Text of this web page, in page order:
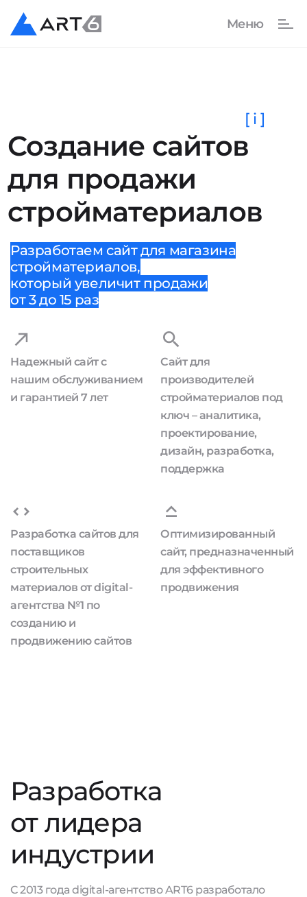
Создание сайтов
для продажи
стройматериалов
[ i ]
Разработаем сайт для магазина
стройматериалов,
который увеличит продажи
от 3 до 15 раз
Надежный сайт с
нашим обслуживанием
и гарантией 7 лет
Сайт для
производителей
стройматериалов под
ключ – аналитика,
проектирование,
дизайн, разработка,
поддержка
Разработка сайтов для
поставщиков
строительных
материалов от digital-
агентства №1 по
созданию и
продвижению сайтов
Оптимизированный
сайт, предназначенный
для эффективного
продвижения
Разработка
от лидера
индустрии
С 2013 года digital-агентство ART6 разработало